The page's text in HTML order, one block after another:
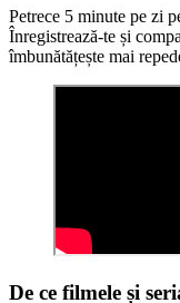
Petrece 5 minute pe zi
Înregistrează-te și
îmbunătățește mai
De ce filmele și